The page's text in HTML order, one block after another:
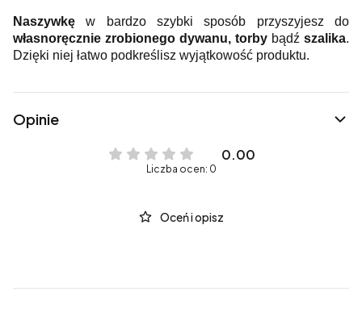
Naszywkę w bardzo szybki sposób przyszyjesz do
własnoręcznie zrobionego dywanu, torby bądź szalika.
Dzięki niej łatwo podkreślisz wyjątkowość produktu.
Opinie
0.00
Liczba ocen: 0
Oceń i opisz